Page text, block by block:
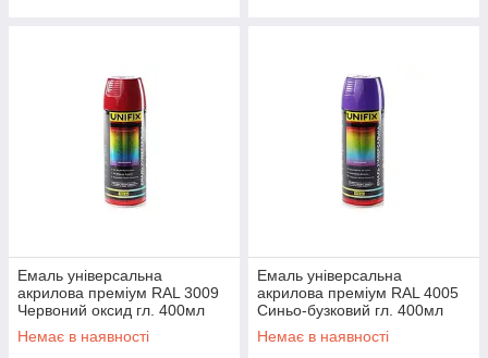
Емаль універсальна
акрилова преміум RAL 3009
Червоний оксид гл. 400мл
UNIFIX
Немає в наявності
Емаль універсальна
акрилова преміум RAL 4005
Синьо-бузковий гл. 400мл
UNIFIX
Немає в наявності